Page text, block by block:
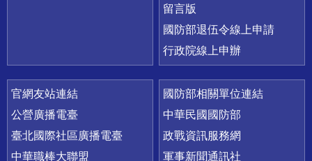
留言版
國防部退伍令線上申請
行政院線上申辦
官網友站連結
公營廣播電臺
臺北國際社區廣播電臺
中華職棒大聯盟
國防部相關單位連結
中華民國國防部
政戰資訊服務網
軍事新聞通訊社